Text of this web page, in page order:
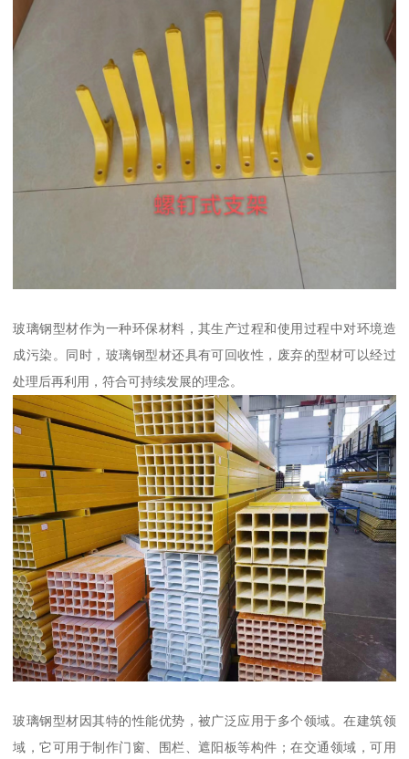
玻璃钢型材作为一种环保材料，其生产过程和使用过程中对环境造
成污染。同时，玻璃钢型材还具有可回收性，废弃的型材可以经过
处理后再利用，符合可持续发展的理念。
玻璃钢型材因其特的性能优势，被广泛应用于多个领域。在建筑领
域，它可用于制作门窗、围栏、遮阳板等构件；在交通领域，可用